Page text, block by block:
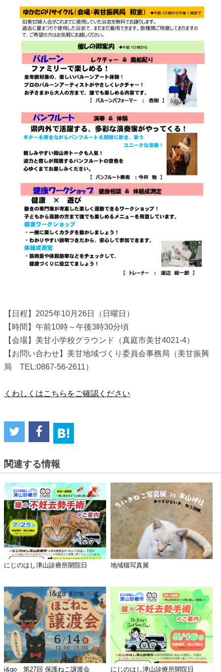
【日程】2025年10月26日（日曜日）
【時間】午前10時～午後3時30分頃
【会場】美甘小学校グラウンド（真庭市美甘4021-4）
【お問い合わせ】美甘地域づくり委員会事務局（美甘振興
局 TEL:0867-56-2611）
くわしくはこちらをご確認ください
関連する情報
にじのはし津山診療所開院日 地域猫写真展
i&go 第27回 保護ねこ譲渡会 にじのはし津山診療所開院日